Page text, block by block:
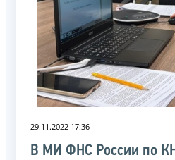
29.11.2022 17:36
В МИ ФНС России по